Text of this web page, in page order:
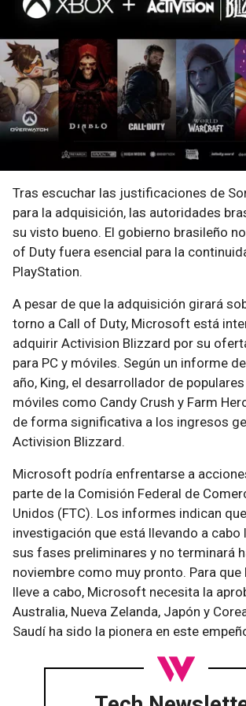
Tras escuchar las justificaciones de
para la adquisición, las autoridades
su visto bueno. El gobierno brasileño
of Duty fuera esencial para la
PlayStation.
A pesar de que la adquisición girará
torno a Call of Duty, Microsoft está
adquirir Activision Blizzard por su
para PC y móviles. Según un informe
año, King, el desarrollador de
móviles como Candy Crush y Farm
de forma significativa a los ingresos
Activision Blizzard.
Microsoft podría enfrentarse a
parte de la Comisión Federal de
Unidos (FTC). Los informes indican
investigación que está llevando a cabo
sus fases preliminares y no terminará
noviembre como muy pronto. Para que
lleve a cabo, Microsoft necesita la
Australia, Nueva Zelanda, Japón y
Saudí ha sido la pionera en este